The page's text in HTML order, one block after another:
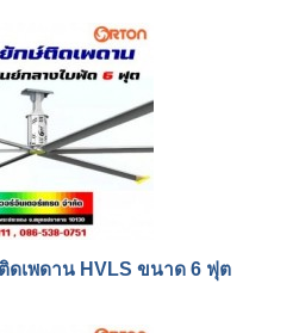
ดเพดาน HVLS ขนาด 6 ฟุต